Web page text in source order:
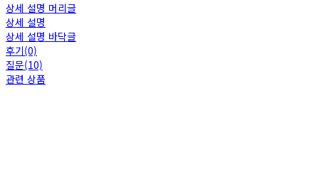
상세 설명 머리글
상세 설명
상세 설명 바닥글
후기(0)
질문(10)
관련 상품